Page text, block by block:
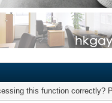
this function correctly?